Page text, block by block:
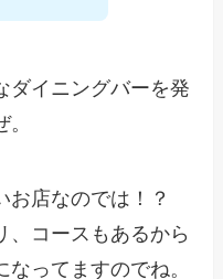
ダイニングバーを発
お店なのでは！？
、コースもあるから
ってますのでね。